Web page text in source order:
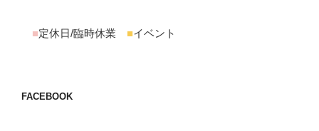
■定休日/臨時休業 ■イベント
FACEBOOK